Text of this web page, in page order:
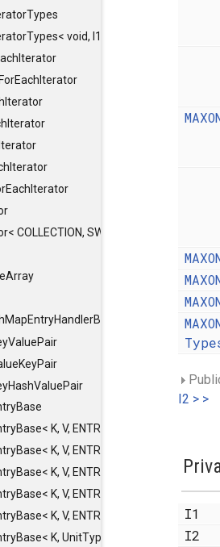
void, I1, I2 >
COLLECTION, SWAP_ERASE, false >
K, V, ENTRY_HANDLER,
K, V, ENTRY_HANDLER,
K, V, ENTRY_HANDLER,
K, V, ENTRY_HANDLER,
K, V, ENTRY_HANDLER,
K, UnitType, ENTRY_HANDLER,
I2 > >
I1
I2